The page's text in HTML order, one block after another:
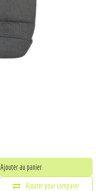
Ajouter au panier
Ajouter pour comparer